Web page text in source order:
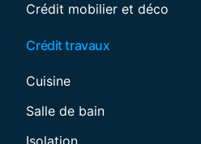
Crédit mobilier et déco
Crédit travaux
Cuisine
Salle de bain